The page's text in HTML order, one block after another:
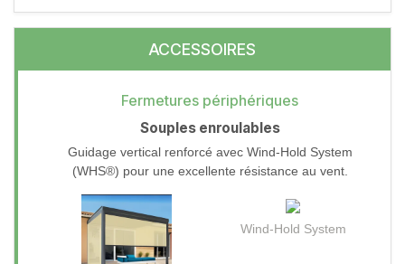
ACCESSOIRES
Fermetures périphériques
Souples enroulables
Guidage vertical renforcé avec Wind-Hold System
(WHS®) pour une excellente résistance au vent.
Wind-Hold System